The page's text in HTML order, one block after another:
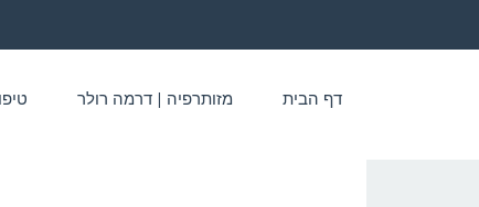
דף הבית מזותרפיה | דרמה רולר